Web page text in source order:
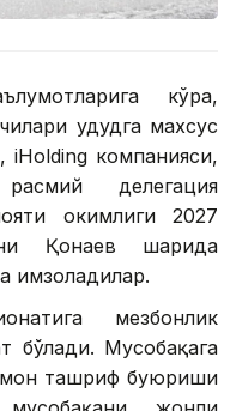
кўра,
ҳудудга махсус
iHolding компанияси,
делегация
ҳокимлиги 2027
Қонаев шаҳрида
имзоладилар.
мезбонлик
бўлади. Мусобақага
ташриф буюриши